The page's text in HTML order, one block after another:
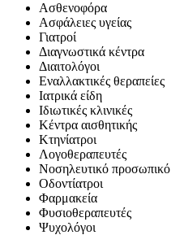
Ασθενοφόρα
Ασφάλειες υγείας
Γιατροί
Διαγνωστικά κέντρα
Διαιτολόγοι
Εναλλακτικές θεραπείες
Ιατρικά είδη
Ιδιωτικές κλινικές
Κέντρα αισθητικής
Κτηνίατροι
Λογοθεραπευτές
Νοσηλευτικό προσωπικό
Οδοντίατροι
Φαρμακεία
Φυσιοθεραπευτές
Ψυχολόγοι